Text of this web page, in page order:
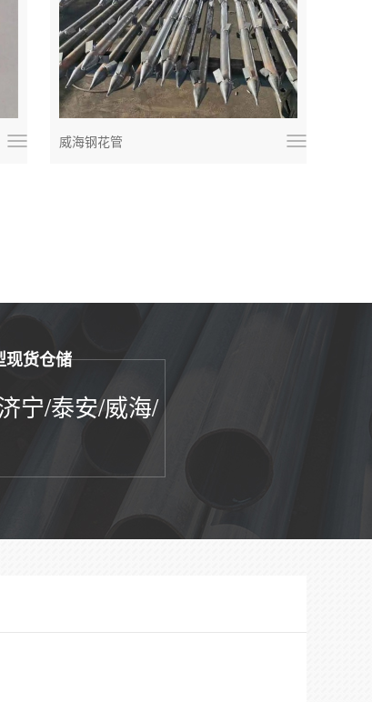
威海钢花管
现货仓储
宁/泰安/威海/